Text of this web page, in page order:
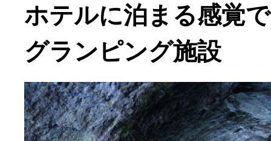
ホテルに泊まる感覚
グランピング施設